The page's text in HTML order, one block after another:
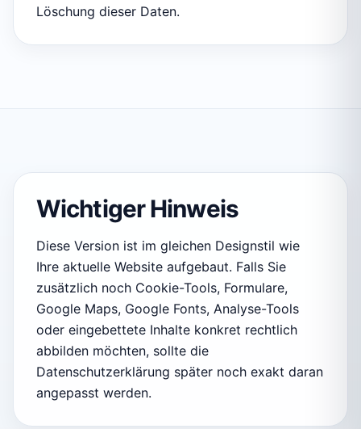
Löschung dieser Daten.
Wichtiger Hinweis
Diese Version ist im gleichen Designstil wie
Ihre aktuelle Website aufgebaut. Falls Sie
zusätzlich noch Cookie-Tools, Formulare,
Google Maps, Google Fonts, Analyse-Tools
oder eingebettete Inhalte konkret rechtlich
abbilden möchten, sollte die
Datenschutzerklärung später noch exakt daran
angepasst werden.